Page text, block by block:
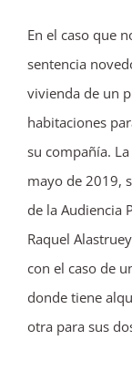
En el caso que
sentencia
vivienda de un
habitaciones
su compañía.
mayo de 2019,
de la Audiencia
Raquel
con el caso de
donde tiene
otra para sus